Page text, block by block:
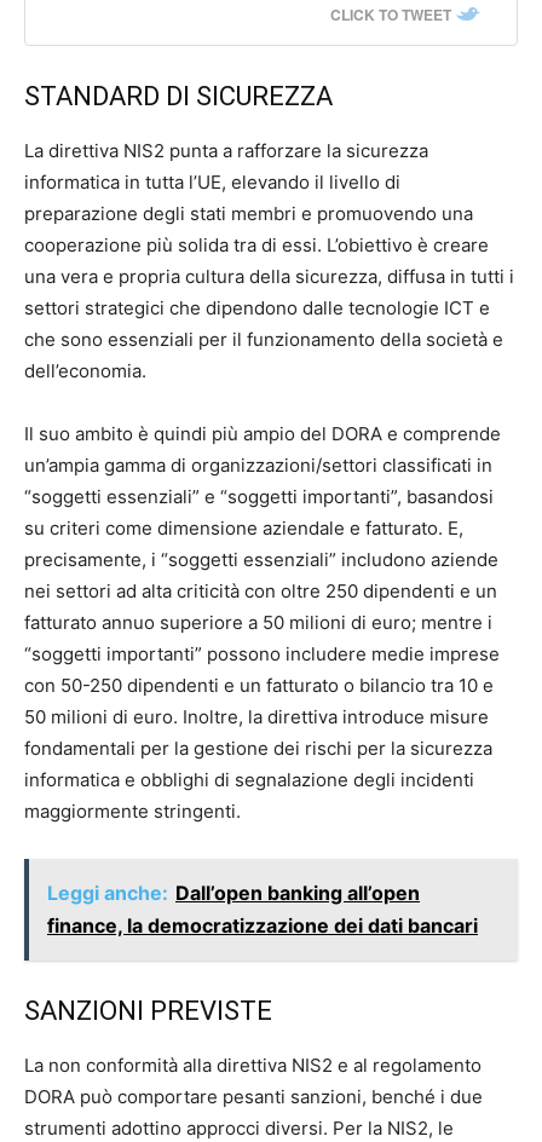
CLICK TO TWEET
STANDARD DI SICUREZZA
La direttiva NIS2 punta a rafforzare la sicurezza
informatica in tutta l’UE, elevando il livello di
preparazione degli stati membri e promuovendo una
cooperazione più solida tra di essi. L’obiettivo è creare
una vera e propria cultura della sicurezza, diffusa in tutti i
settori strategici che dipendono dalle tecnologie ICT e
che sono essenziali per il funzionamento della società e
dell’economia.
Il suo ambito è quindi più ampio del DORA e comprende
un’ampia gamma di organizzazioni/settori classificati in
“soggetti essenziali” e “soggetti importanti”, basandosi
su criteri come dimensione aziendale e fatturato. E,
precisamente, i “soggetti essenziali” includono aziende
nei settori ad alta criticità con oltre 250 dipendenti e un
fatturato annuo superiore a 50 milioni di euro; mentre i
“soggetti importanti” possono includere medie imprese
con 50-250 dipendenti e un fatturato o bilancio tra 10 e
50 milioni di euro. Inoltre, la direttiva introduce misure
fondamentali per la gestione dei rischi per la sicurezza
informatica e obblighi di segnalazione degli incidenti
maggiormente stringenti.
Leggi anche: Dall’open banking all’open
finance, la democratizzazione dei dati bancari
SANZIONI PREVISTE
La non conformità alla direttiva NIS2 e al regolamento
DORA può comportare pesanti sanzioni, benché i due
strumenti adottino approcci diversi. Per la NIS2, le